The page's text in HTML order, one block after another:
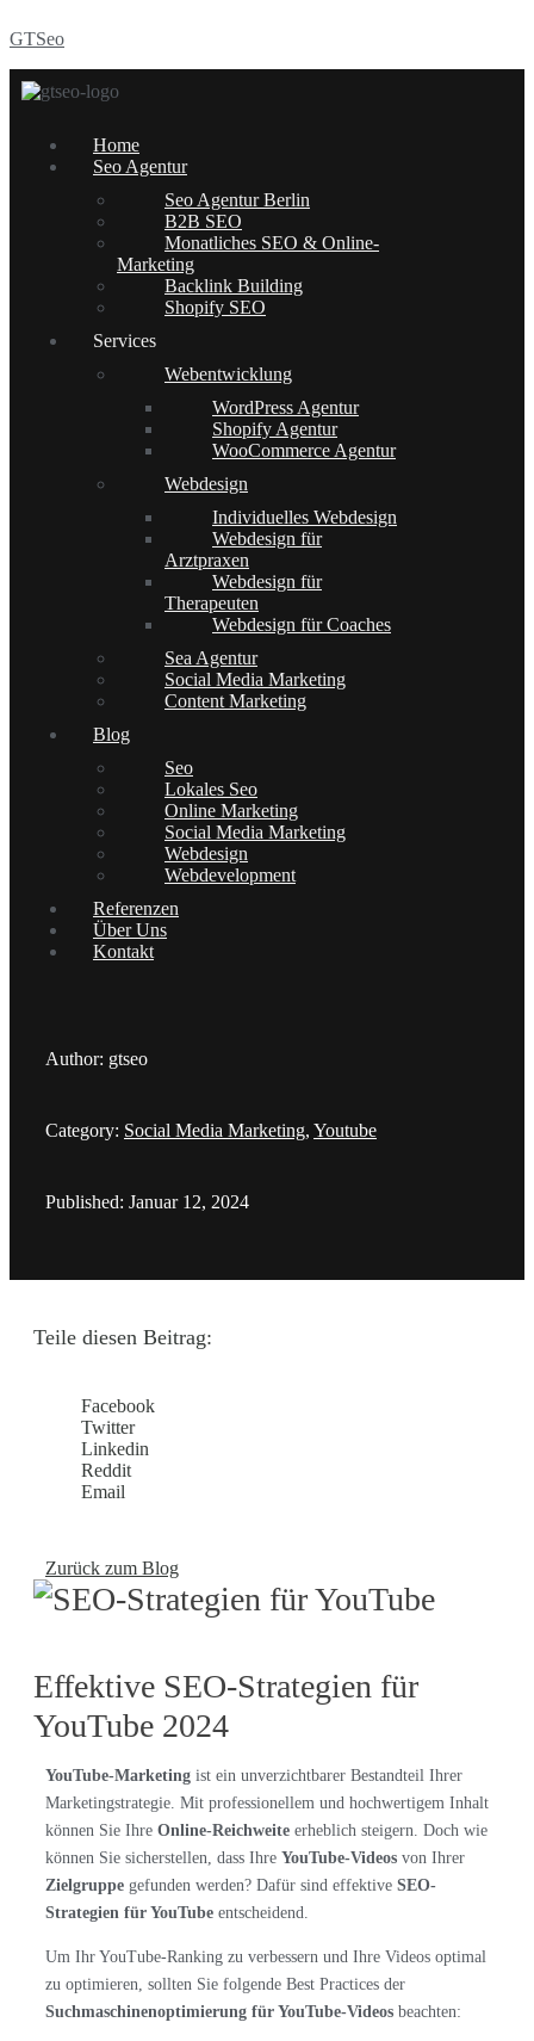
GTSeo
Home
Seo Agentur
Seo Agentur Berlin
B2B SEO
Monatliches SEO & Online-
Marketing
Backlink Building
Shopify SEO
Services
Webentwicklung
WordPress Agentur
Shopify Agentur
WooCommerce Agentur
Webdesign
Individuelles Webdesign
Webdesign für
Arztpraxen
Webdesign für
Therapeuten
Webdesign für Coaches
Sea Agentur
Social Media Marketing
Content Marketing
Blog
Seo
Lokales Seo
Online Marketing
Social Media Marketing
Webdesign
Webdevelopment
Referenzen
Über Uns
Kontakt
Author: gtseo
Category: Social Media Marketing, Youtube
Published: Januar 12, 2024
Teile diesen Beitrag:
Facebook
Twitter
Linkedin
Reddit
Email
Zurück zum Blog
Effektive SEO-Strategien für
YouTube 2024
YouTube-Marketing ist ein unverzichtbarer Bestandteil Ihrer
Marketingstrategie. Mit professionellem und hochwertigem Inhalt
können Sie Ihre Online-Reichweite erheblich steigern. Doch wie
können Sie sicherstellen, dass Ihre YouTube-Videos von Ihrer
Zielgruppe gefunden werden? Dafür sind effektive SEO-
Strategien für YouTube entscheidend.
Um Ihr YouTube-Ranking zu verbessern und Ihre Videos optimal
zu optimieren, sollten Sie folgende Best Practices der
Suchmaschinenoptimierung für YouTube-Videos beachten: